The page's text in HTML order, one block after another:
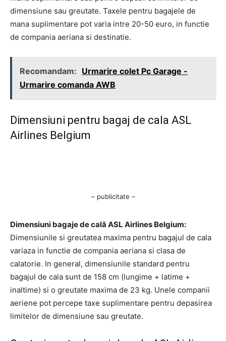
dimensiune sau greutate. Taxele pentru bagajele de
mana suplimentare pot varia intre 20-50 euro, in functie
de compania aeriana si destinatie.
Recomandam: Urmarire colet Pc Garage -
Urmarire comanda AWB
Dimensiuni pentru bagaj de cala ASL
Airlines Belgium
– publicitate –
Dimensiuni bagaje de cală ASL Airlines Belgium:
Dimensiunile si greutatea maxima pentru bagajul de cala
variaza in functie de compania aeriana si clasa de
calatorie. In general, dimensiunile standard pentru
bagajul de cala sunt de 158 cm (lungime + latime +
inaltime) si o greutate maxima de 23 kg. Unele companii
aeriene pot percepe taxe suplimentare pentru depasirea
limitelor de dimensiune sau greutate.